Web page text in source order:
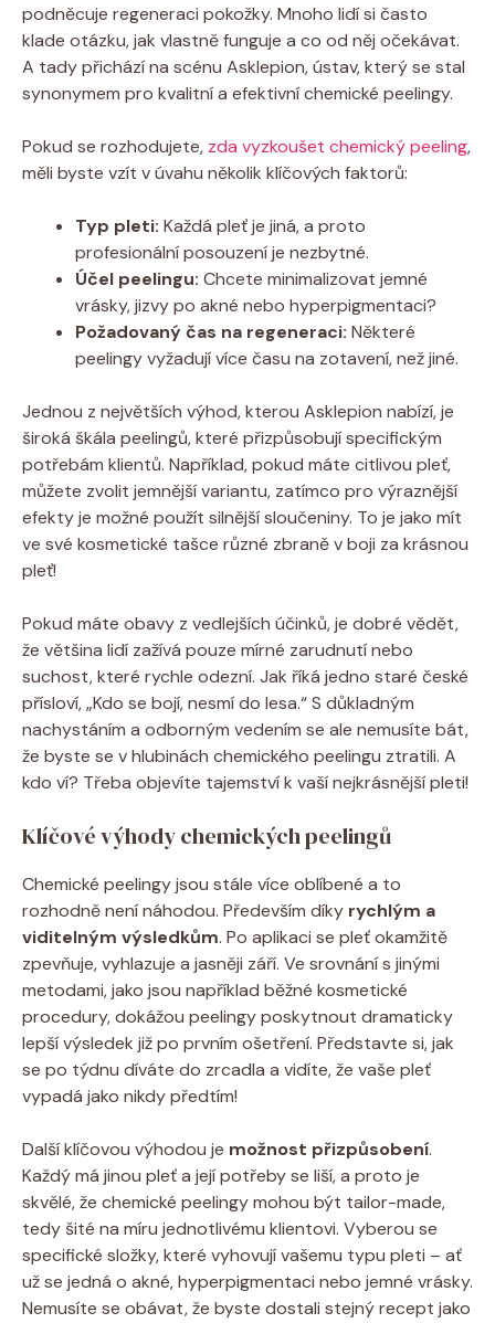
podněcuje regeneraci pokožky. Mnoho lidí si často
klade otázku, jak vlastně funguje a co od něj očekávat.
A tady přichází na scénu Asklepion, ústav, který se stal
synonymem pro kvalitní a efektivní chemické peelingy.
Pokud se rozhodujete, zda vyzkoušet chemický peeling,
měli byste vzít v úvahu několik klíčových faktorů:
Typ pleti: Každá pleť je jiná, a proto
profesionální posouzení je nezbytné.
Účel peelingu: Chcete minimalizovat jemné
vrásky, jizvy po akné nebo hyperpigmentaci?
Požadovaný čas na regeneraci: Některé
peelingy vyžadují více času na zotavení, než jiné.
Jednou z největších výhod, kterou Asklepion nabízí, je
široká škála peelingů, které přizpůsobují specifickým
potřebám klientů. Například, pokud máte citlivou pleť,
můžete zvolit jemnější variantu, zatímco pro výraznější
efekty je možné použít silnější sloučeniny. To je jako mít
ve své kosmetické tašce různé zbraně v boji za krásnou
pleť!
Pokud máte obavy z vedlejších účinků, je dobré vědět,
že většina lidí zažívá pouze mírné zarudnutí nebo
suchost, které rychle odezní. Jak říká jedno staré české
přísloví, „Kdo se bojí, nesmí do lesa.“ S důkladným
nachystáním a odborným vedením se ale nemusíte bát,
že byste se v hlubinách chemického peelingu ztratili. A
kdo ví? Třeba objevíte tajemství k vaší nejkrásnější pleti!
Klíčové výhody chemických peelingů
Chemické peelingy jsou stále více oblíbené a to
rozhodně není náhodou. Především díky rychlým a
viditelným výsledkům. Po aplikaci se pleť okamžitě
zpevňuje, vyhlazuje a jasněji září. Ve srovnání s jinými
metodami, jako jsou například běžné kosmetické
procedury, dokážou peelingy poskytnout dramaticky
lepší výsledek již po prvním ošetření. Představte si, jak
se po týdnu díváte do zrcadla a vidíte, že vaše pleť
vypadá jako nikdy předtím!
Další klíčovou výhodou je možnost přizpůsobení.
Každý má jinou pleť a její potřeby se liší, a proto je
skvělé, že chemické peelingy mohou být tailor-made,
tedy šité na míru jednotlivému klientovi. Vyberou se
specifické složky, které vyhovují vašemu typu pleti – ať
už se jedná o akné, hyperpigmentaci nebo jemné vrásky.
Nemusíte se obávat, že byste dostali stejný recept jako